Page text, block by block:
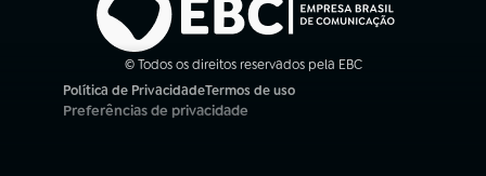
© Todos os direitos reservados pela EBC
Política de Privacidade
(abre em nova aba)
Termos de uso
(abre em nova aba)
Preferências de privacidade